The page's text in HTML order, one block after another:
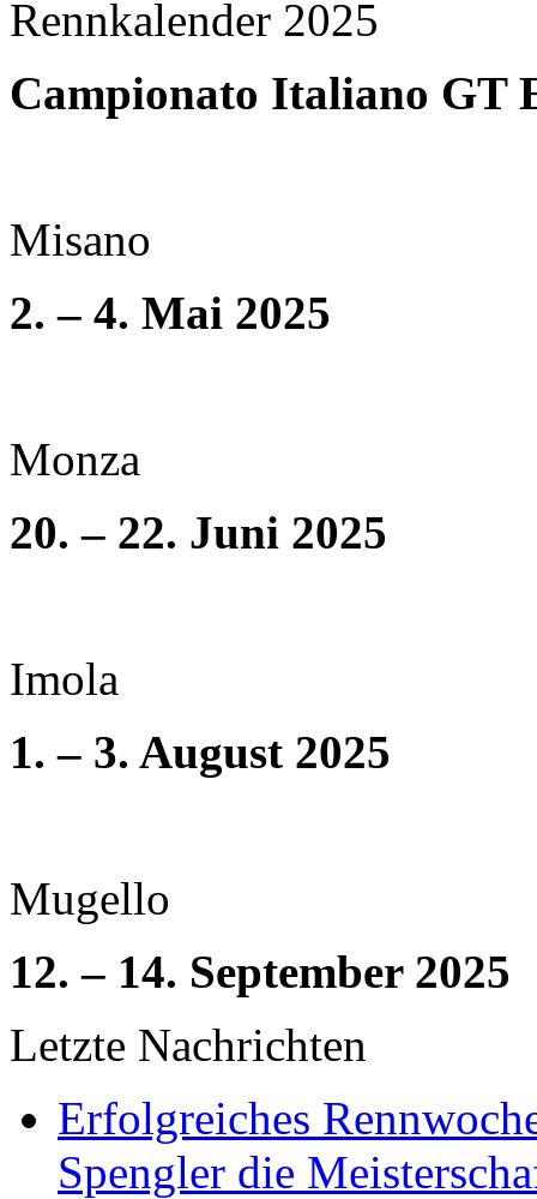
Rennkalender 2025
Campionato Italiano GT
Misano
2. – 4. Mai 2025
Monza
20. – 22. Juni 2025
Imola
1. – 3. August 2025
Mugello
12. – 14. September 2025
Letzte Nachrichten
Erfolgreiches
Spengler die